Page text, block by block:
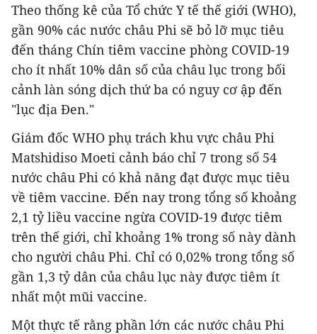
Theo thống kê của Tổ chức Y tế thế giới (WHO),
gần 90% các nước châu Phi sẽ bỏ lỡ mục tiêu
đến tháng Chín tiêm vaccine phòng COVID-19
cho ít nhất 10% dân số của châu lục trong bối
cảnh làn sóng dịch thứ ba có nguy cơ ập đến
"lục địa Đen."
Giám đốc WHO phụ trách khu vực châu Phi
Matshidiso Moeti cảnh báo chỉ 7 trong số 54
nước châu Phi có khả năng đạt được mục tiêu
về tiêm vaccine. Đến nay trong tổng số khoảng
2,1 tỷ liều vaccine ngừa COVID-19 được tiêm
trên thế giới, chỉ khoảng 1% trong số này dành
cho người châu Phi. Chỉ có 0,02% trong tổng số
gần 1,3 tỷ dân của châu lục này được tiêm ít
nhất một mũi vaccine.
Một thực tế rằng phần lớn các nước châu Phi